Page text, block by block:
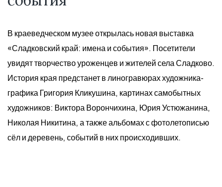
В краеведческом музее открылась новая выставка
«Сладковский край: имена и события». Посетители
увидят творчество уроженцев и жителей села Сладково.
История края предстанет в линогравюрах художника-
графика Григория Кликушина, картинах самобытных
художников: Виктора Ворончихина, Юрия Устюжанина,
Николая Никитина, а также альбомах с фотолетописью
сёл и деревень, событий в них происходивших.